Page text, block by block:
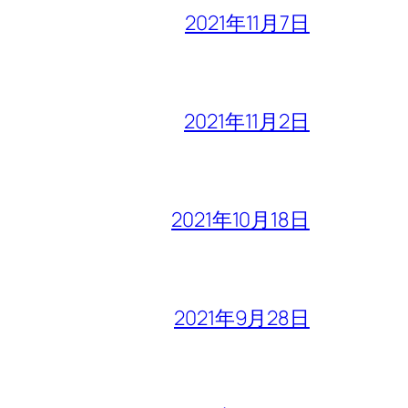
2021年11月7日
2021年11月2日
2021年10月18日
2021年9月28日